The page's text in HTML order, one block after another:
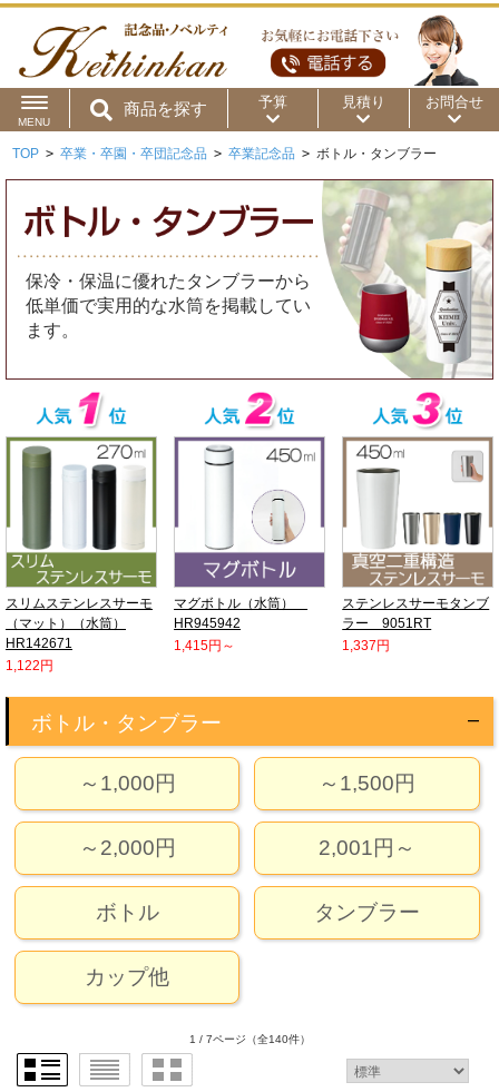
MENU
商品を探す 予算
用途から
商品カテゴリ
価格帯から
～50円 ～100円 ～200円
～300円 ～500円 ～1,000円
～2,000円 ～5,000円 ～10,000円
～30,000円
～50,000円 50,001円～
見積り お問合せ
TOP > 卒業・卒園・卒団記念品 > 卒業記念品 > ボトル・タンブラー
保冷・保温に優れたタンブラーから
低単価で実用的な水筒を掲載してい
ます。
スリムステンレスサーモ
（マット）（水筒）
HR142671
1,122円
マグボトル（水筒）
HR945942
1,415円～
ステンレスサーモタンブ
ラー 9051RT
1,337円
ボトル・タンブラー
～1,000円
～2,000円
ボトル
カップ他
～1,500円
2,001円～
タンブラー
1 / 7ページ （全140件）